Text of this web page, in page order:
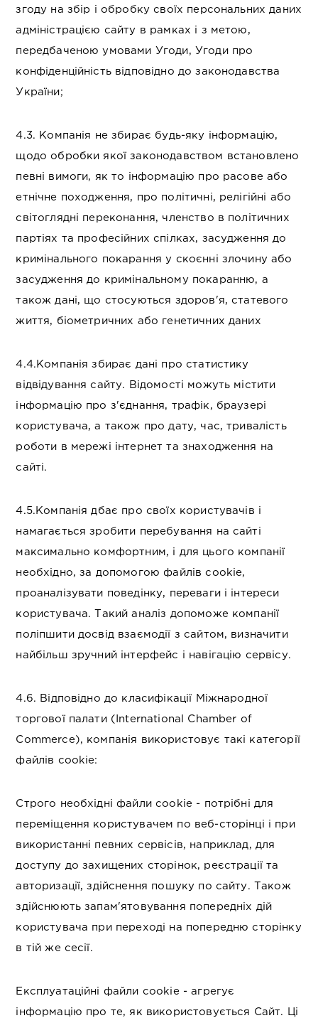
згоду на збір і обробку своїх персональних даних
адміністрацією сайту в рамках і з метою,
передбаченою умовами Угоди, Угоди про
конфіденційність відповідно до законодавства
України;
4.3. Компанія не збирає будь-яку інформацію,
щодо обробки якої законодавством встановлено
певні вимоги, як то інформацію про расове або
етнічне походження, про політичні, релігійні або
світоглядні переконання, членство в політичних
партіях та професійних спілках, засудження до
кримінального покарання у скоєнні злочину або
засудження до кримінальному покаранню, а
також дані, що стосуються здоров'я, статевого
життя, біометричних або генетичних даних
4.4.Компанія збирає дані про статистику
відвідування сайту. Відомості можуть містити
інформацію про з'єднання, трафік, браузері
користувача, а також про дату, час, тривалість
роботи в мережі інтернет та знаходження на
сайті.
4.5.Компанія дбає про своїх користувачів і
намагається зробити перебування на сайті
максимально комфортним, і для цього компанії
необхідно, за допомогою файлів cookie,
проаналізувати поведінку, переваги і інтереси
користувача. Такий аналіз допоможе компанії
поліпшити досвід взаємодії з сайтом, визначити
найбільш зручний інтерфейс і навігацію сервісу.
4.6. Відповідно до класифікації Міжнародної
торгової палати (International Chamber of
Commerce), компанія використовує такі категорії
файлів cookie:
Строго необхідні файли cookie - потрібні для
переміщення користувачем по веб-сторінці і при
використанні певних сервісів, наприклад, для
доступу до захищених сторінок, реєстрації та
авторизації, здійснення пошуку по сайту. Також
здійснюють запам'ятовування попередніх дій
користувача при переході на попередню сторінку
в тій же сесії.
Експлуатаційні файли cookie - агрегує
інформацію про те, як використовується Сайт. Ці